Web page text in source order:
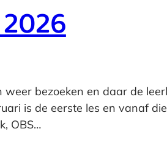
bezoeken en daar de
is de eerste les en vanaf
OBS…